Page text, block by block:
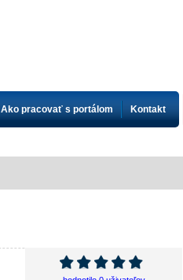
Ako pracovať s portálom Kontakt